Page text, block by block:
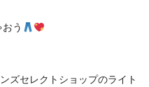
う
ズセレクトショップのライト